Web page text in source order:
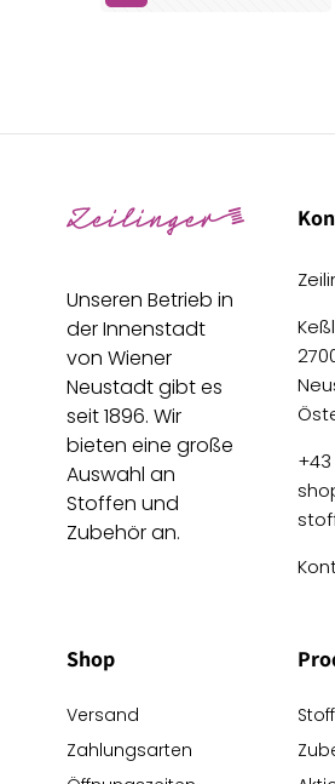
Unseren Betrieb in
der Innenstadt
von Wiener
Neustadt gibt es
seit 1896. Wir
bieten eine große
Auswahl an
Stoffen und
Zubehör an.
Shop
Versand
Zahlungsarten